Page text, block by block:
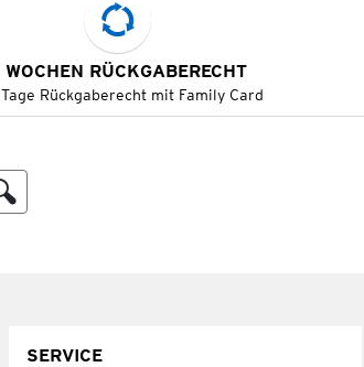
RÜCKGABERECHT
Rückgaberecht mit Family Card
SERVICE